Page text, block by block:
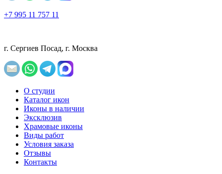
+7 995 11 757 11
г. Сергиев Посад, г. Москва
О студии
Каталог икон
Иконы в наличии
Эксклюзив
Храмовые иконы
Виды работ
Условия заказа
Отзывы
Контакты